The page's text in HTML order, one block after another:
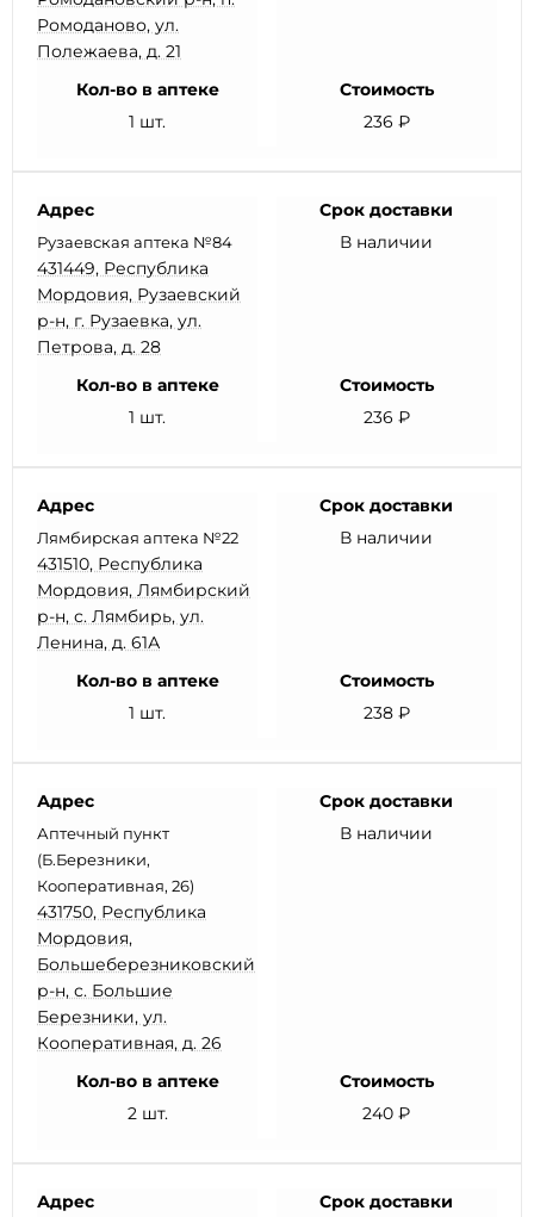
Ромоданово, ул.
Полежаева, д. 21
Кол-во в аптеке
1 шт.
Стоимость
236 ₽
Адрес
Рузаевская аптека №84
431449, Республика
Мордовия, Рузаевский
р-н, г. Рузаевка, ул.
Петрова, д. 28
Срок доставки
В наличии
Кол-во в аптеке
1 шт.
Стоимость
236 ₽
Адрес
Лямбирская аптека №22
431510, Республика
Мордовия, Лямбирский
р-н, с. Лямбирь, ул.
Ленина, д. 61А
Срок доставки
В наличии
Кол-во в аптеке
1 шт.
Стоимость
238 ₽
Адрес
Аптечный пункт
(Б.Березники,
Кооперативная, 26)
431750, Республика
Мордовия,
Большеберезниковский
р-н, с. Большие
Березники, ул.
Кооперативная, д. 26
Срок доставки
В наличии
Кол-во в аптеке
2 шт.
Стоимость
240 ₽
Адрес
Срок доставки